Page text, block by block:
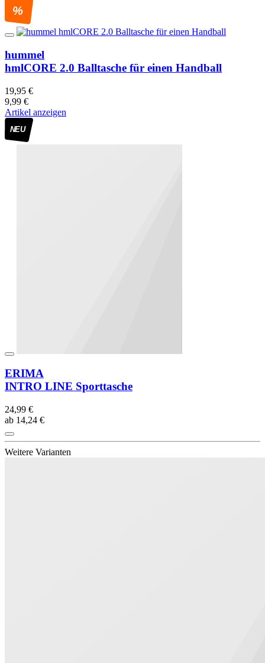
%
hummel
hmlCORE 2.0 Balltasche für einen Handball
19,95 €
9,99 €
Artikel anzeigen
NEU
ERIMA
INTRO LINE Sporttasche
24,99 €
ab 14,24 €
Weitere Varianten